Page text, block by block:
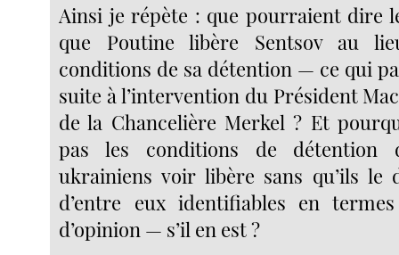
Ainsi je répète : que pourraient dire
que Poutine libère Sentsov au
conditions de sa détention — ce qui
suite à l’intervention du Président
de la Chancelière Merkel ? Et
pas les conditions de détention
ukrainiens voir libère sans qu’ils le
d’entre eux identifiables en
d’opinion — s’il en est ?